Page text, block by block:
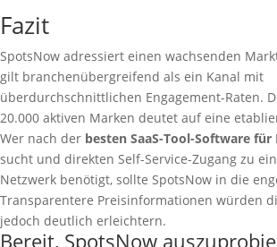
Fazit
SpotsNow adressiert einen wachsenden
gilt branchenübergreifend als ein Kanal mit
überdurchschnittlichen Engagement-Raten.
20.000 aktiven Marken deutet auf eine
Wer nach der besten SaaS-Tool-Software
sucht und direkten Self-Service-Zugang zu
Netzwerk benötigt, sollte SpotsNow in die
Transparentere Preisinformationen würden
jedoch deutlich erleichtern.
Bereit, SpotsNow